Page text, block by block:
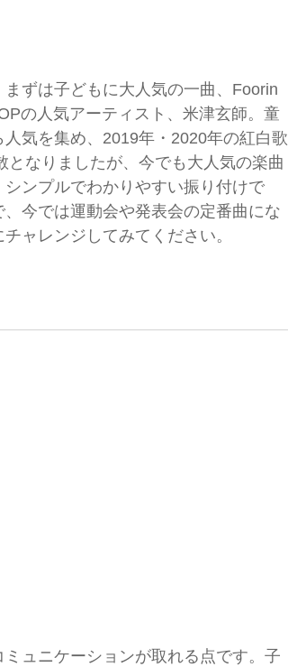
ずは子どもに大人気の一曲、Foorin
の人気アーティスト、米津玄師。童
気を集め、2019年・2020年の紅白歌
なりましたが、今でも大人気の楽曲
ンプルでわかりやすい振り付けで
今では運動会や発表会の定番曲にな
ャレンジしてみてください。
ュニケーションが取れる点です。子